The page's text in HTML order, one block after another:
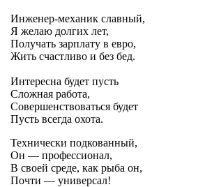
Инженер-механик славный,
Я желаю долгих лет,
Получать зарплату в евро,
Жить счастливо и без бед.
Интересна будет пусть
Сложная работа,
Совершенствоваться будет
Пусть всегда охота.
Технически подкованный,
Он — профессионал,
В своей среде, как рыба он,
Почти — универсал!